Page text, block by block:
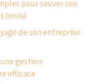
pour sauver son
limité
de son entreprise
gestion
efficace